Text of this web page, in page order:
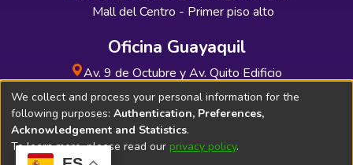
Mall del Centro - Primer piso alto
Oficina Guayaquil
Av. 9 de Octubre y Av. Quito Edificio
INDUAUTO - Planta baja
We collect and process your personal information for the
following purposes: Authentication, Preferences,
Acknowledgement and Statistics.
To learn more, please read our privacy policy.